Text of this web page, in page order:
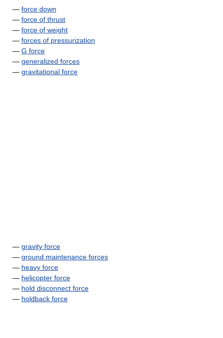
— force down
— force of thrust
— force of weight
— forces of pressurization
— G force
— generalized forces
— gravitational force
— gravity force
— ground maintenance forces
— heavy force
— helicopter force
— hold disconnect force
— holdback force